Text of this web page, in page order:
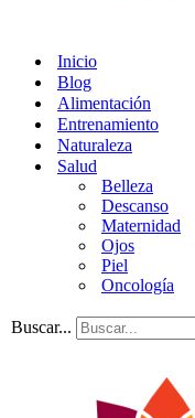
Inicio
Blog
Alimentación
Entrenamiento
Naturaleza
Salud
Belleza
Descanso
Maternidad
Ojos
Piel
Oncología
Buscar...